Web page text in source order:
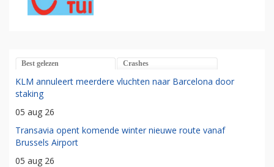
Best gelezen Crashes
KLM annuleert meerdere vluchten naar Barcelona door
staking
05 aug 26
Transavia opent komende winter nieuwe route vanaf
Brussels Airport
05 aug 26